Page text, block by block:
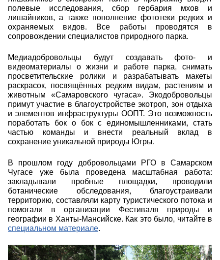
полевые исследования, сбор гербария мхов и
лишайников, а также пополнение фототеки редких и
охраняемых видов. Все работы проводятся в
сопровождении специалистов природного парка.
Медиадобровольцы будут создавать фото- и
видеоматериалы о жизни и работе парка, снимать
просветительские ролики и разрабатывать макеты
раскрасок, посвящённых редким видам, растениям и
животным «Самаровского чугаса». Экодобровольцы
примут участие в благоустройстве экотроп, зон отдыха
и элементов инфраструктуры ООПТ. Это возможность
поработать бок о бок с единомышленниками, стать
частью команды и внести реальный вклад в
сохранение уникальной природы Югры.
В прошлом году добровольцами РГО в Самарском
Чугасе уже была проведена масштабная работа:
закладывали пробные площадки, проводили
ботанические обследования, благоустраивали
территорию, составляли карту туристического потока и
помогали в организации Фестиваля природы и
географии в Ханты-Мансийске. Как это было, читайте в
специальном материале.